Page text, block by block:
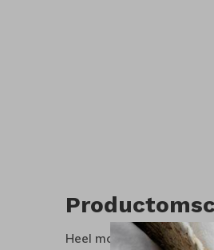
Heel mooi zomers jurkje